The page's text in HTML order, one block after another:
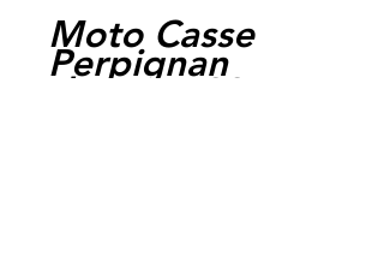
Moto Casse
Perpignan
depuis 1997